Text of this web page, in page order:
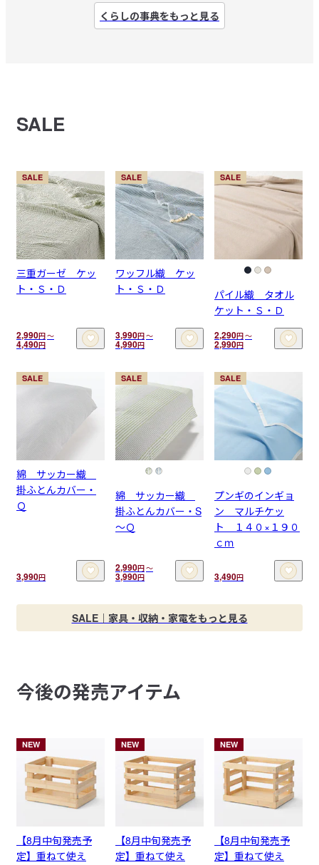
くらしの事典をもっと見る
SALE
SALE
三重ガーゼ ケッ
ト・Ｓ・Ｄ
2,990円〜
4,490円
SALE
ワッフル織 ケッ
ト・Ｓ・Ｄ
3,990円〜
4,990円
SALE
パイル織 タオル
ケット・Ｓ・Ｄ
2,290円〜
2,990円
SALE
綿 サッカー織
掛ふとんカバー・
Ｑ
3,990円
SALE
綿 サッカー織
掛ふとんカバー・S
～Ｑ
2,990円〜
3,990円
SALE
プンギのインギョ
ン マルチケッ
ト １４０×１９０
ｃｍ
3,490円
SALE｜家具・収納・家電をもっと見る
今後の発売アイテム
NEW
【8月中旬発売予
定】重ねて使え
NEW
【8月中旬発売予
定】重ねて使え
NEW
【8月中旬発売予
定】重ねて使え